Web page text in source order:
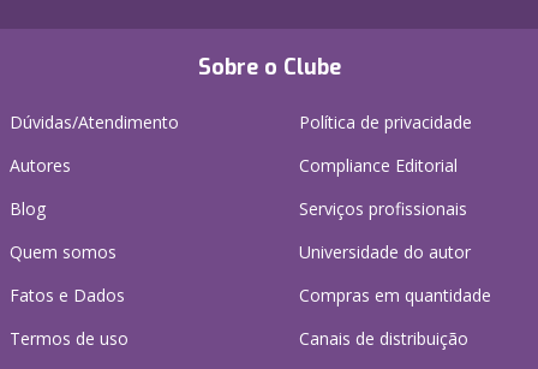
Sobre o Clube
Dúvidas/Atendimento
Autores
Blog
Quem somos
Fatos e Dados
Termos de uso
Política de privacidade
Compliance Editorial
Serviços profissionais
Universidade do autor
Compras em quantidade
Canais de distribuição